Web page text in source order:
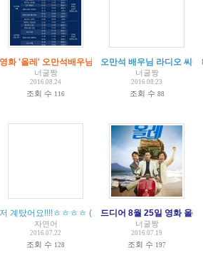
신하균, 박희순, 오만석 - cosmopolitan 2016. 08. (
영화 '올레' 오만석배우님 무대인사 일정~!! (1)
너굴짱
2016.08.24
조회 수 116
오만석 배우님 라디오 씨
너굴짱
2016.08.23
조회 수 88
~ ( 5)
저 계탔어요!!!!ㅎㅎㅎㅎ (
자연어
2016.07.22
조회 수 128
드디어 8월 25일 영화 올레
너굴짱
2016.07.19
조회 수 197